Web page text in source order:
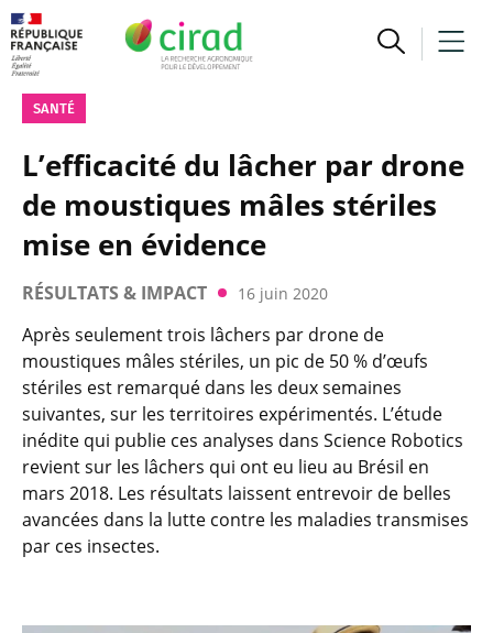
SANTÉ
L’efficacité du lâcher par drone
de moustiques mâles stériles
mise en évidence
RÉSULTATS & IMPACT 16 juin 2020
Après seulement trois lâchers par drone de
moustiques mâles stériles, un pic de 50 % d’œufs
stériles est remarqué dans les deux semaines
suivantes, sur les territoires expérimentés. L’étude
inédite qui publie ces analyses dans Science Robotics
revient sur les lâchers qui ont eu lieu au Brésil en
mars 2018. Les résultats laissent entrevoir de belles
avancées dans la lutte contre les maladies transmises
par ces insectes.